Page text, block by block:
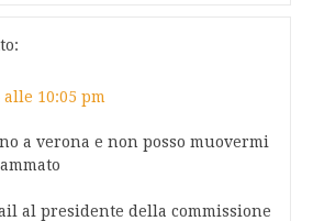
alle 10:05 pm
a verona e non posso muovermi
al presidente della commissione